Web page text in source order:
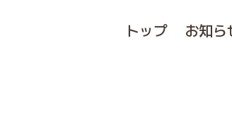
トップ お知ら